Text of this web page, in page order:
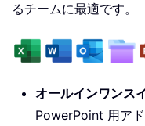
るチームに最適です。
オールインワンス
PowerPoint 用ア